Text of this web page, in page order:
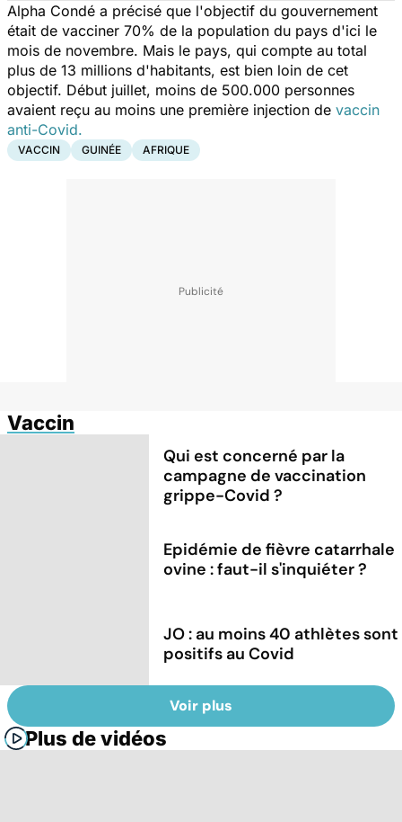
Alpha Condé a précisé que l'objectif du gouvernement
était de vacciner 70% de la population du pays d'ici le
mois de novembre. Mais le pays, qui compte au total
plus de 13 millions d'habitants, est bien loin de cet
objectif. Début juillet, moins de 500.000 personnes
avaient reçu au moins une première injection de vaccin
anti-Covid.
VACCIN GUINÉE AFRIQUE
Vaccin
Qui est concerné par la
campagne de vaccination
grippe-Covid ?
Epidémie de fièvre catarrhale
ovine : faut-il s'inquiéter ?
JO : au moins 40 athlètes sont
positifs au Covid
Voir plus
Plus de vidéos